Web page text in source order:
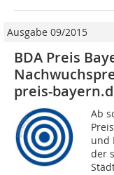
Ausgabe 09/2015
BDA Preis
preis-
Ab
und
der